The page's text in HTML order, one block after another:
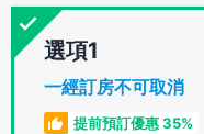
選項
一經訂房不可取消
提前預訂優惠 35%